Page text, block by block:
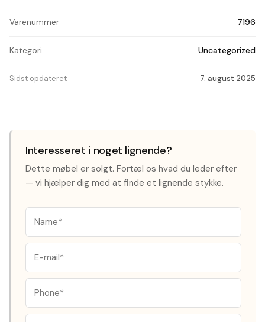
Varenummer 7196
Kategori Uncategorized
Sidst opdateret 7. august 2025
Interesseret i noget lignende?
Dette møbel er solgt. Fortæl os hvad du leder efter
— vi hjælper dig med at finde et lignende stykke.